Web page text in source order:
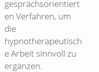
gesprächsorientiert
en Verfahren, um
die
hypnotherapeutisch
e Arbeit sinnvoll zu
ergänzen.